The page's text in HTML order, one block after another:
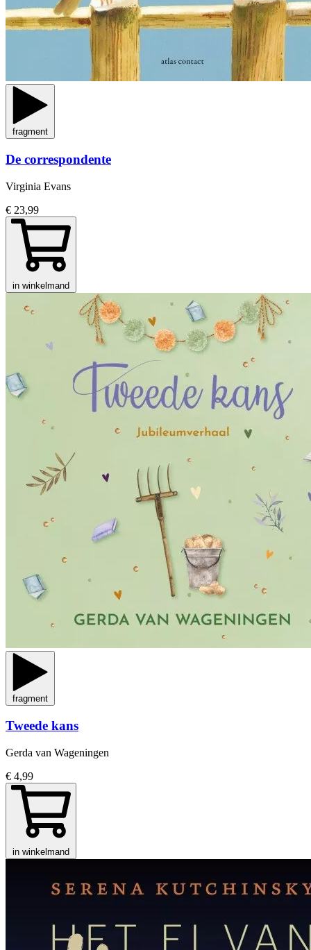
fragment
De correspondente
Virginia Evans
€ 23,99
in winkelmand
fragment
Tweede kans
Gerda van Wageningen
€ 4,99
in winkelmand